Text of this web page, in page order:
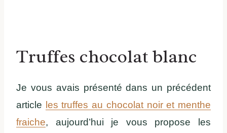
Truffes chocolat blanc
Je vous avais présenté dans un précédent
article les truffes au chocolat noir et menthe
fraiche, aujourd’hui je vous propose les